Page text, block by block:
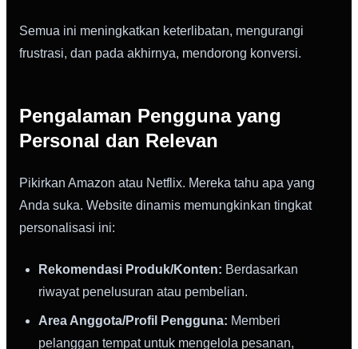
Semua ini meningkatkan keterlibatan, mengurangi
frustrasi, dan pada akhirnya, mendorong konversi.
Pengalaman Pengguna yang
Personal dan Relevan
Pikirkan Amazon atau Netflix. Mereka tahu apa yang
Anda suka. Website dinamis memungkinkan tingkat
personalisasi ini:
Rekomendasi Produk/Konten: Berdasarkan
riwayat penelusuran atau pembelian.
Area Anggota/Profil Pengguna: Memberi
pelanggan tempat untuk mengelola pesanan,